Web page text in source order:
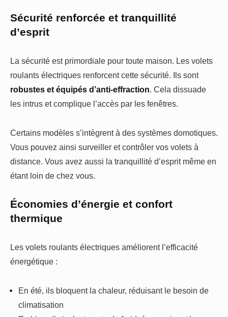
Sécurité renforcée et tranquillité
d’esprit
La sécurité est primordiale pour toute maison. Les volets
roulants électriques renforcent cette sécurité. Ils sont
robustes et équipés d’anti-effraction. Cela dissuade
les intrus et complique l’accès par les fenêtres.
Certains modèles s’intègrent à des systèmes domotiques.
Vous pouvez ainsi surveiller et contrôler vos volets à
distance. Vous avez aussi la tranquillité d’esprit même en
étant loin de chez vous.
Économies d’énergie et confort
thermique
Les volets roulants électriques améliorent l’efficacité
énergétique :
En été, ils bloquent la chaleur, réduisant le besoin de
climatisation